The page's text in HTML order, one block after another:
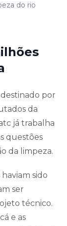
do rio
por
da
já trabalha
questões
da limpeza.
sido
ser
técnico.
e as